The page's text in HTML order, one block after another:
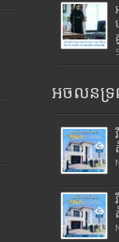
អចលនទ្រ